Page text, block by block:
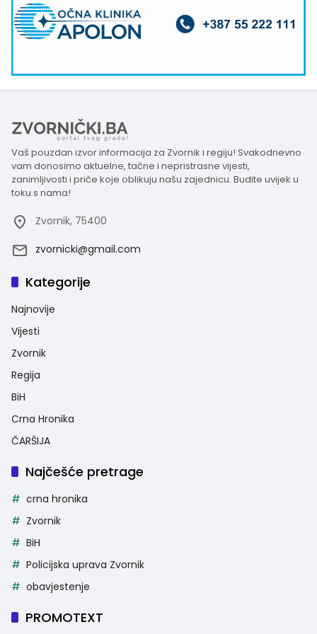
Vaš pouzdan izvor informacija za Zvornik i regiju! Svakodnevno
vam donosimo aktuelne, tačne i nepristrasne vijesti,
zanimljivosti i priče koje oblikuju našu zajednicu. Budite uvijek u
toku s nama!
Zvornik, 75400
zvornicki@gmail.com
Kategorije
Najnovije
Vijesti
Zvornik
Regija
BiH
Crna Hronika
ČARŠIJA
Najčešće pretrage
crna hronika
Zvornik
BiH
Policijska uprava Zvornik
obavjestenje
PROMOTEXT